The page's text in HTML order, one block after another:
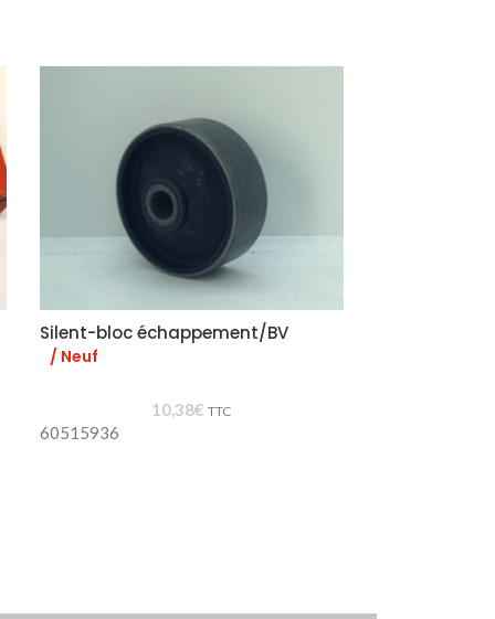
Silent-bloc échappement/BV
/ Neuf
10,38€ TTC
60515936